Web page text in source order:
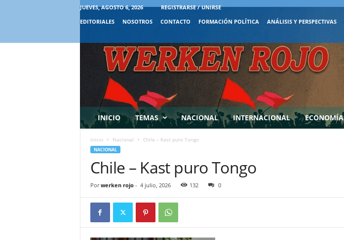
JUEVES, AGOSTO 6, 2026
REGISTRARSE / UNIRSE
EDITORIALES
NOSOTROS CONTACTO FORMACIÓN POLÍTICA ANÁLISIS Y PERSPECTIVAS
INICIO TEMAS NACIONAL INTERNACIONAL ECONOMÍA
Inicio Nacional Chile – Kast puro Tongo
NACIONAL
Chile – Kast puro Tongo
Por werken rojo- 4 julio, 2026 132 0